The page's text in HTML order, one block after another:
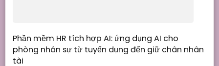
Phần mềm HR tích hợp AI: ứng dụng AI cho
phòng nhân sự từ tuyển dụng đến giữ chân nhân
tài